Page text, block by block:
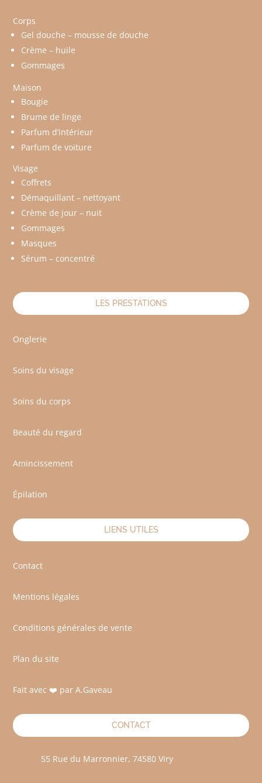
Corps
Gel douche – mousse de douche
Crème – huile
Gommages
Maison
Bougie
Brume de linge
Parfum d’intérieur
Parfum de voiture
Visage
Coffrets
Démaquillant – nettoyant
Crème de jour – nuit
Gommages
Masques
Sérum – concentré
LES PRESTATIONS
Onglerie
Soins du visage
Soins du corps
Beauté du regard
Amincissement
Épilation
LIENS UTILES
Contact
Mentions légales
Conditions générales de vente
Plan du site
Fait avec ❤️ par A.Gaveau
CONTACT
55 Rue du Marronnier, 74580 Viry